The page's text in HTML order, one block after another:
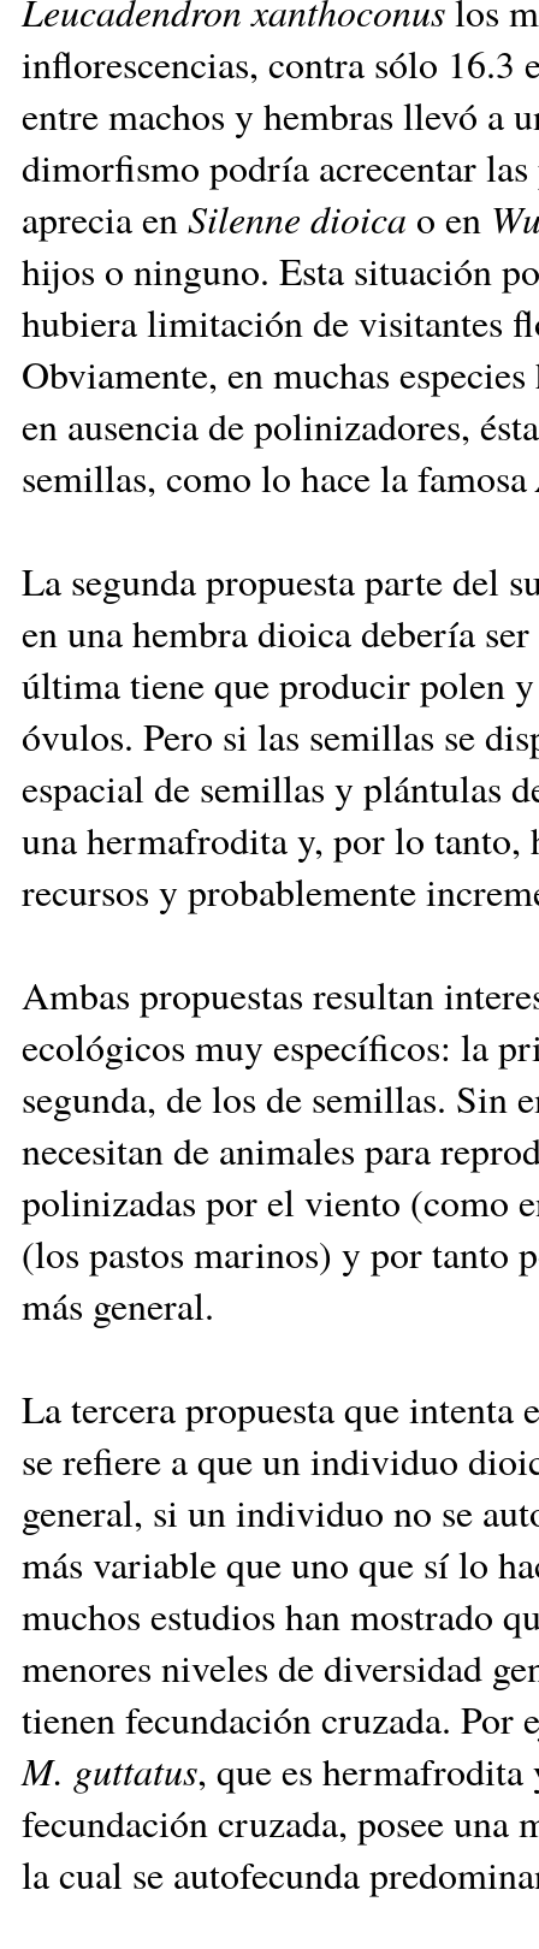
Leucadendron xanthoconuslos
inflorescencias, contra sólo 16.3
entre machos y hembras llevó a
dimorfismo podría acrecentar
aprecia enSilenne dioica o en
hijos o ninguno. Esta situación
hubiera limitación de visitantes
Obviamente, en muchas
en ausencia de polinizadores,
semillas, como lo hace la famosa
La segunda propuesta parte del
en una hembra dioica debería
última tiene que producir polen
óvulos. Pero si las semillas se
espacial de semillas y plántulas
una hermafrodita y, por lo tanto,
recursos y probablemente
Ambas propuestas resultan
ecológicos muy específicos: la
segunda, de los de semillas. Sin
necesitan de animales para
polinizadas por el viento (como
(los pastos marinos) y por tanto
más general.
La tercera propuesta que intenta
se refiere a que un individuo
general, si un individuo no se
más variable que uno que sí lo
muchos estudios han mostrado
menores niveles de diversidad
tienen fecundación cruzada. Por
M. guttatus, que es
fecundación cruzada, posee una
la cual se autofecunda